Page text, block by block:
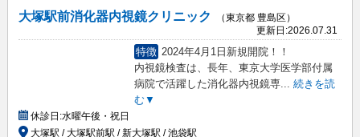
大塚駅前消化器内視鏡クリニック
（東京都 豊島区）
更新日:2026.07.31
特徴 2024年4月1日新規開院！！
内視鏡検査は、長年、東京大学医学部付属
病院で活躍した消化器内視鏡専... 続きを読
む▼
休診日:水曜午後・祝日
大塚駅 / 大塚駅前駅 / 新大塚駅 / 池袋駅